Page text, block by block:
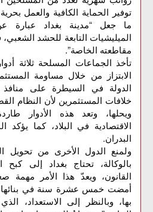
توفير الحماية الكافية والعمل
ما جعل “مدينة بغداد عبارة
الميليشيات التابعة للحشد
مقاطعته الخاصة”.
تأخذ الجماعات المسلحة ثلاثة
الابتزاز من خلال مساومة
الدولة في السيطرة على منافذ
خلافات المستثمرين لأن النظام
ويحلها، وتعد هذه الأدوار
الاقتصادية في البلاد، كما يؤكد
البدران.
ولمنع الدول الأخرى من تحويل
بالوكالة، تحتاج بغداد إلى
القانون، ويعدّ هذا الأمر مهمة
أمضت خمس عشرة سنة في بنائها
بها، وبالنظر إلى الاستعداد،